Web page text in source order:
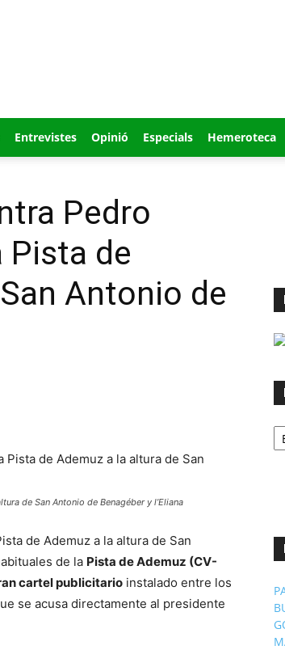
Entrevistes Opinió Especials Hemeroteca
Pedro
Pista de
Antonio de
de San Antonio de Benagéber y l’Eliana
de Ademuz a la altura de San
de la Pista de Ademuz (CV-
cartel publicitario instalado entre los
se acusa directamente al presidente